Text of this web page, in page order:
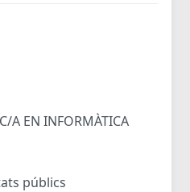
A EN INFORMÀTICA
públics